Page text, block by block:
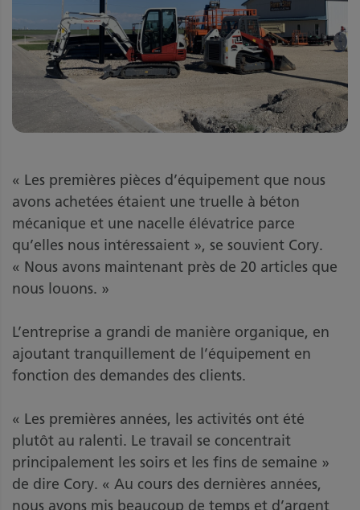
« Les premières pièces d’équipement que nous
avons achetées étaient une truelle à béton
mécanique et une nacelle élévatrice parce
qu’elles nous intéressaient », se souvient Cory.
« Nous avons maintenant près de 20 articles que
nous louons. »
L’entreprise a grandi de manière organique, en
ajoutant tranquillement de l’équipement en
fonction des demandes des clients.
« Les premières années, les activités ont été
plutôt au ralenti. Le travail se concentrait
principalement les soirs et les fins de semaine »
de dire Cory. « Au cours des dernières années,
nous avons mis beaucoup de temps et d’argent